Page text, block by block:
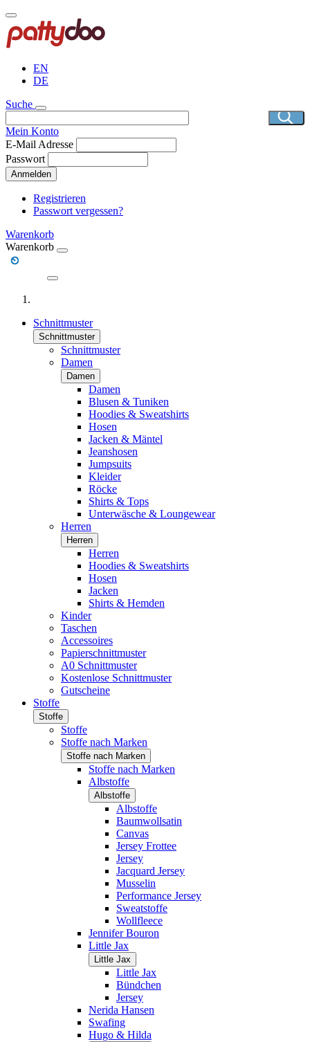
Direkt
zum
Inhalt
EN
DE
Suche
Mein Konto
E-Mail Adresse
Passwort
Anmelden
Registrieren
Passwort vergessen?
Warenkorb
Warenkorb
Schnittmuster
Schnittmuster
Schnittmuster
Damen
Damen
Damen
Blusen & Tuniken
Hoodies & Sweatshirts
Hosen
Jacken & Mäntel
Jeanshosen
Jumpsuits
Kleider
Röcke
Shirts & Tops
Unterwäsche & Loungewear
Herren
Herren
Herren
Hoodies & Sweatshirts
Hosen
Jacken
Shirts & Hemden
Kinder
Taschen
Accessoires
Papierschnittmuster
A0 Schnittmuster
Kostenlose Schnittmuster
Gutscheine
Stoffe
Stoffe
Stoffe
Stoffe nach Marken
Stoffe nach Marken
Stoffe nach Marken
Albstoffe
Albstoffe
Albstoffe
Baumwollsatin
Canvas
Jersey Frottee
Jersey
Jacquard Jersey
Musselin
Performance Jersey
Sweatstoffe
Wollfleece
Jennifer Bouron
Little Jax
Little Jax
Little Jax
Bündchen
Jersey
Nerida Hansen
Swafing
Hugo & Hilda